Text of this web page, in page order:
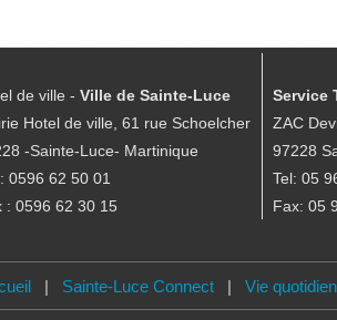
de ville - Ville de Sainte-Luce
Hotel de ville, 61 rue Schoelcher
-Sainte-Luce- Martinique
0596 62 50 01
: 0596 62 30 15
Service
ZAC
97228
Tel: 05
Fax: 05
| Sainte-Luce Connect| Vie